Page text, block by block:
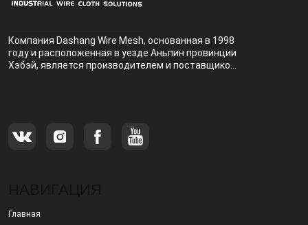
Компания Dashang Wire Mesh, основанная в 1998
году и расположенная в уезде Аньпин провинции
Хэбэй, является производителем и поставщиком,
Главная